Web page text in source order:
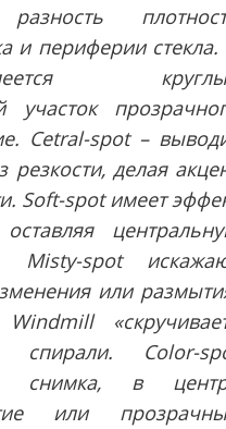
и периферии
участок
Cetral-spot –
делая
Soft-spot имеет
Misty-spot
или
Color-
снимка, в
или